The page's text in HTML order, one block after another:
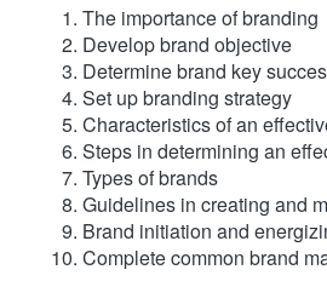
The importance of branding
Develop brand objective
Determine brand key
Set up branding strategy
Characteristics of an
Steps in determining an
Types of brands
Guidelines in creating and
Brand initiation and
Complete common brand